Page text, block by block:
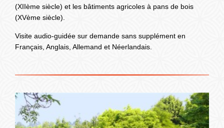
(XIIème siècle) et les bâtiments agricoles à pans de bois
(XVème siècle).
Visite audio-guidée sur demande sans supplément en
Français, Anglais, Allemand et Néerlandais.